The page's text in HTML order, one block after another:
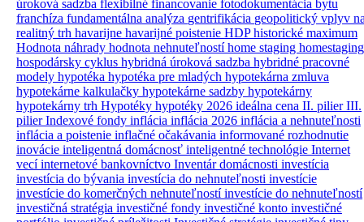
úroková sadzba flexibilné financovanie fotodokumentácia bytu
franchíza fundamentálna analýza gentrifikácia geopolitický vplyv
realitný trh havarijne havarijné poistenie HDPhistorické maximum
Hodnota náhrady hodnota nehnuteľnostíhome staging homestaging
hospodársky cyklus hybridná úroková sadzba hybridné pracovné
modely hypotéka hypotéka pre mladých hypotekárna zmluva
hypotekárne kalkulačky hypotekárne sadzby hypotekárny
hypotekárny trh Hypotéky hypotéky 2026 ideálna cena II. pilierIII.
pilierIndexové fondy inflácia inflácia 2026 inflácia a nehnuteľnosti
inflácia a poistenie inflačné očakávania informované rozhodnutie
inovácie inteligentná domácnosť inteligentné technológie Internet
vecíinternetové bankovníctvo Inventár domácnosti investícia
investícia do bývania investícia do nehnuteľnosti investície
investície do komerčných nehnuteľnostíinvestície do nehnuteľností
investičná stratégia investičné fondy investičné konto investičné